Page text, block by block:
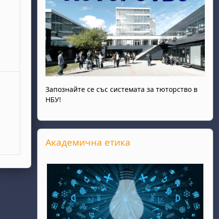
Запознайте се със системата за тюторство в
НБУ!
Прескочи Академична етика
Академична етика